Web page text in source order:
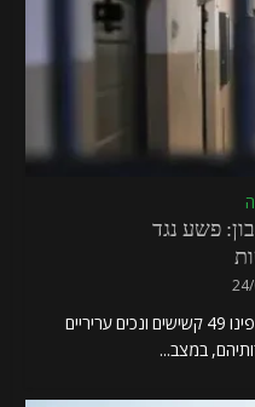
פשע נגד
בחודש האחרון, מתנדבי ארגון זק”א פינו 49 קשישים ונכים עריריים
במצב...